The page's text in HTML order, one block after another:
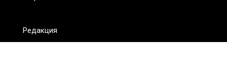
Редакция